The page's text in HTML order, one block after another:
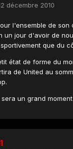
décembre 2010
l'ensemble de
un jour d'avoir de
que du
état de forme du
de United au
un grand